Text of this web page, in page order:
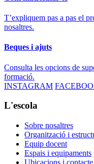
T’expliquem pas a pas el
nosaltres.
Beques i ajuts
Consulta les opcions de
formació.
INSTAGRAM
L'escola
Sobre nosaltres
Organització i
Equip docent
Espais i equipaments
Ubicacions i contacte